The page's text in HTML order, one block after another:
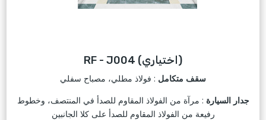
RF - J004 (اختياري)
سقف متكامل : فولاذ مطلي، مصباح سفلي
جدار السيارة : مرآة من الفولاذ المقاوم للصدأ في المنتصف، وخطوط
رفيعة من الفولاذ المقاوم للصدأ على كلا الجانبين